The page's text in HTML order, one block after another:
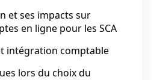
et ses impacts sur
en ligne pour les SCA
intégration comptable
lors du choix du